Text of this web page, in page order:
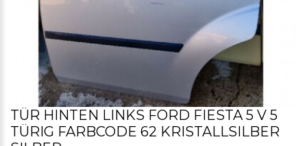
TÜR HINTEN LINKS FORD FIESTA 5 V 5
TÜRIG FARBCODE 62 KRISTALLSILBER